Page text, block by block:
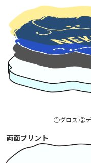
①グロス ②
両面プリント